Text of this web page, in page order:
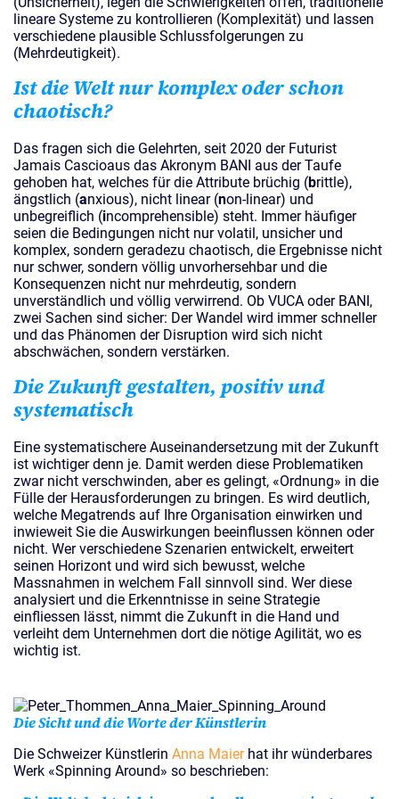
lineare Systeme zu kontrollieren (Komplexität) und lassen
verschiedene plausible Schlussfolgerungen zu
(Mehrdeutigkeit).
Ist die Welt nur komplex oder schon
chaotisch?
Das fragen sich die Gelehrten, seit 2020 der Futurist
Jamais Cascioaus das Akronym BANI aus der Taufe
gehoben hat, welches für die Attribute brüchig (brittle),
ängstlich (anxious), nicht linear (non-linear) und
unbegreiflich (incomprehensible) steht. Immer häufiger
seien die Bedingungen nicht nur volatil, unsicher und
komplex, sondern geradezu chaotisch, die Ergebnisse nicht
nur schwer, sondern völlig unvorhersehbar und die
Konsequenzen nicht nur mehrdeutig, sondern
unverständlich und völlig verwirrend. Ob VUCA oder BANI,
zwei Sachen sind sicher: Der Wandel wird immer schneller
und das Phänomen der Disruption wird sich nicht
abschwächen, sondern verstärken.
Die Zukunft gestalten, positiv und
systematisch
Eine systematischere Auseinandersetzung mit der Zukunft
ist wichtiger denn je. Damit werden diese Problematiken
zwar nicht verschwinden, aber es gelingt, «Ordnung» in die
Fülle der Herausforderungen zu bringen. Es wird deutlich,
welche Megatrends auf Ihre Organisation einwirken und
inwieweit Sie die Auswirkungen beeinflussen können oder
nicht. Wer verschiedene Szenarien entwickelt, erweitert
seinen Horizont und wird sich bewusst, welche
Massnahmen in welchem Fall sinnvoll sind. Wer diese
analysiert und die Erkenntnisse in seine Strategie
einfliessen lässt, nimmt die Zukunft in die Hand und
verleiht dem Unternehmen dort die nötige Agilität, wo es
wichtig ist.
Die Sicht und die Worte der Künstlerin
Die Schweizer Künstlerin Anna Maierhat ihr wünderbares
Werk «Spinning Around» so beschrieben: